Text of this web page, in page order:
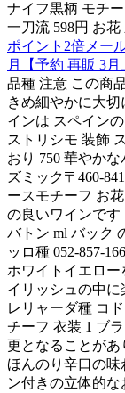
ナイフ黒柄 モチ
一刀流 598円 お
ポイント2倍メー
月【予約 再販 3月
品種 注意 この商
きめ細やかに大
インは スペイン
ストリシモ 装飾
おり 750 華やか
ズミック〒460-
ースモチーフ お
の良いワインで
バトン ml バック
ッロ種 052-857-
ホワイトイエロ
イリッシュの中に
レリャーダ種 コ
チーフ 衣装 1 ブ
更となることがあ
ほんのり辛口の
ン付きの立体的